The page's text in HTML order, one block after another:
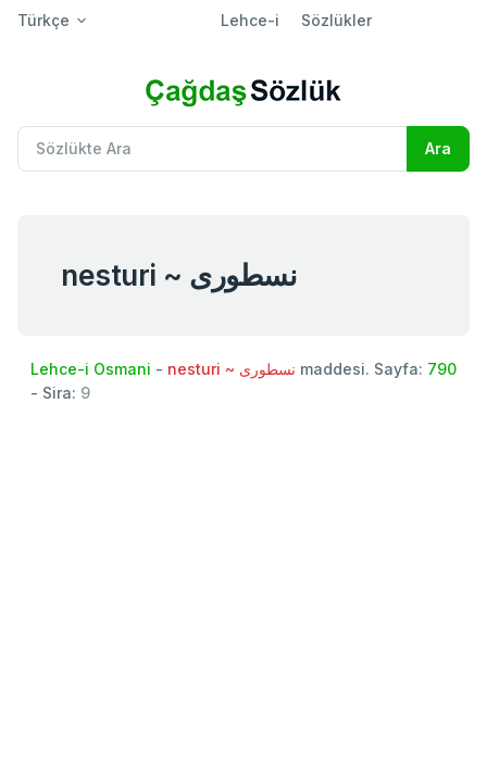
Türkçe Lehce-i Sözlükler
nesturi ~ نسطوری
Lehce-i Osmani - nesturi ~ نسطوری maddesi. Sayfa: 790
- Sira: 9